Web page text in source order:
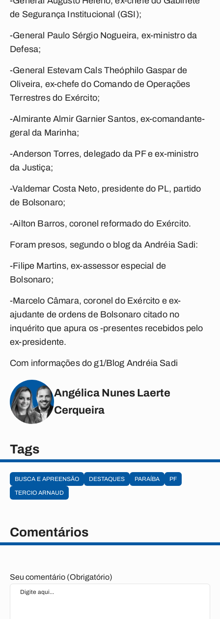
de Segurança Institucional (GSI);
-General Paulo Sérgio Nogueira, ex-ministro da
Defesa;
-General Estevam Cals Theóphilo Gaspar de
Oliveira, ex-chefe do Comando de Operações
Terrestres do Exército;
-Almirante Almir Garnier Santos, ex-comandante-
geral da Marinha;
-Anderson Torres, delegado da PF e ex-ministro
da Justiça;
-Valdemar Costa Neto, presidente do PL, partido
de Bolsonaro;
-Ailton Barros, coronel reformado do Exército.
Foram presos, segundo o blog da Andréia Sadi:
-Filipe Martins, ex-assessor especial de
Bolsonaro;
-Marcelo Câmara, coronel do Exército e ex-
ajudante de ordens de Bolsonaro citado no
inquérito que apura os -presentes recebidos pelo
ex-presidente.
Com informações do g1/Blog Andréia Sadi
Angélica Nunes Laerte
Cerqueira
Tags
BUSCA E APREENSÃO DESTAQUES PARAÍBA
PF
TERCIO ARNAUD
Comentários
Seu comentário (Obrigatório)